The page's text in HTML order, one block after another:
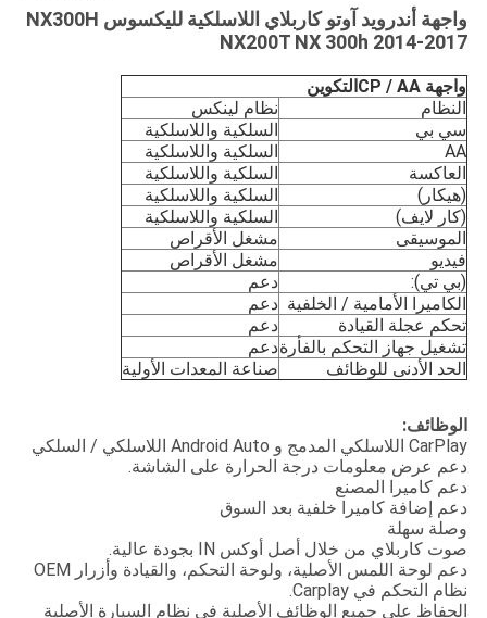
واجهة أندرويد آوتو كاربلاي اللاسلكية لليكسوس NX300H
NX200T NX 300h 2014-2017
واجهة CP / AA
التكوين
النظام
نظام لينكس
سي بي
السلكية واللاسلكية
AA
السلكية واللاسلكية
العاكسة
السلكية واللاسلكية
(هيكار)
السلكية واللاسلكية
(كار لايف)
السلكية واللاسلكية
الموسيقى
مشغل الأقراص
فيديو
مشغل الأقراص
(بي تي):
دعم
الكاميرا الأمامية / الخلفية دعم
تحكم عجلة القيادة
دعم
تشغيل جهاز التحكم بالفأرةدعم
الحد الأدنى للوظائف
صناعة المعدات الأولية
الوظائف:
CarPlay اللاسلكي المدمج و Android Auto اللاسلكي / السلكي
دعم عرض معلومات درجة الحرارة على الشاشة.
دعم كاميرا المصنع
دعم إضافة كاميرا خلفية بعد السوق
وصلة سهلة
صوت كاربلاي من خلال أصل أوكس IN بجودة عالية.
دعم لوحة اللمس الأصلية، ولوحة التحكم، والقيادة وأزرار OEM
نظام التحكم في Carplay.
الحفاظ على جميع الوظائف الأصلية في نظام السيارة الأصلية